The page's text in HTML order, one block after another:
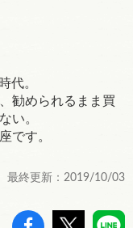
代。
勧められるまま買
い。
です。
終更新：2019/10/03